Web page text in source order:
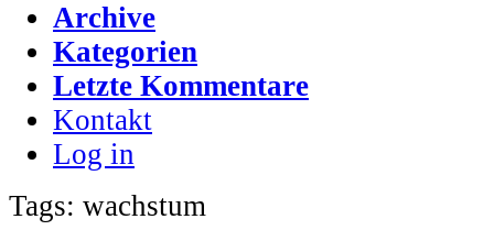
Archive
Kategorien
Letzte Kommentare
Kontakt
Log in
Tags: wachstum